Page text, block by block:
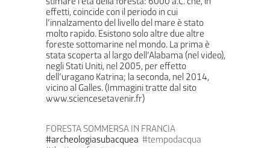
effetti, coincide con il periodo in cui
l’innalzamento del livello del mare è stato
molto rapido. Esistono solo altre due altre
foreste sottomarine nel mondo. La prima è
stata scoperta al largo dell’Alabama (nel video),
negli Stati Uniti, nel 2005, per effetto
dell’uragano Katrina; la seconda, nel 2014,
vicino al Galles. (Immagini tratte dal sito
www.sciencesetavenir.fr)
FORESTA SOMMERSA IN FRANCIA
#archeologiasubacquea #tempodacqua